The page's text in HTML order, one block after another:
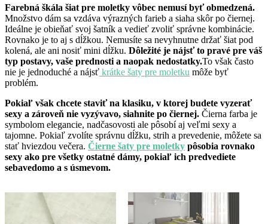
Farebná škála šiat pre moletky vôbec nemusí byť obmedzená.
Množstvo dám sa vzdáva výrazných farieb a siaha skôr po čiernej.
Ideálne je obieňať svoj šatník a vedieť zvoliť správne kombinácie.
Rovnako je to aj s dĺžkou. Nemusíte sa nevyhnutne držať šiat pod
kolená, ale ani nosiť mini dĺžku. Dôležité je nájsť to pravé pre váš
typ postavy, vaše prednosti a naopak nedostatky.To však často
nie je jednoduché a nájsť krátke šaty pre moletku môže byť
problém.
Pokiaľ však chcete staviť na klasiku, v ktorej budete vyzerať
sexy a zároveň nie vyzývavo, siahnite po čiernej. Čierna farba je
symbolom elegancie, nadčasovosti ale pôsobí aj veľmi sexy a
tajomne. Pokiaľ zvolíte správnu dĺžku, strih a prevedenie, môžete sa
stať hviezdou večera. Čierne šaty pre moletky pôsobia rovnako
sexy ako pre všetky ostatné dámy, pokiaľ ich predvediete
sebavedomo a s úsmevom.